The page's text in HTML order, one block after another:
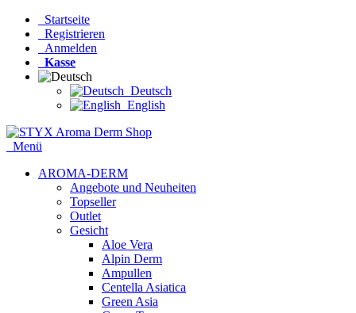
Startseite
Registrieren
Anmelden
Kasse
Deutsch
English
Menü
AROMA-DERM
Angebote und Neuheiten
Topseller
Outlet
Gesicht
Aloe Vera
Alpin Derm
Ampullen
Centella Asiatica
Green Asia